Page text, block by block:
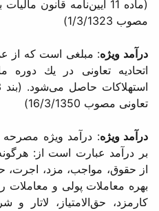
مصوب 1/3/1323)
درآمد ویژه: مبلغی است كه از
اتحادیه تعاونی در یك
تعاونی مصوب 16/3/1350)
درآمد ویژه: درآمد ویژه مصرحه
بر درآمد عبارت است از:
از حقوق، مواجب، مزد، اجرت،
بهره معاملات پولی و
كارمزد، حق‌الامتیاز، لاتار